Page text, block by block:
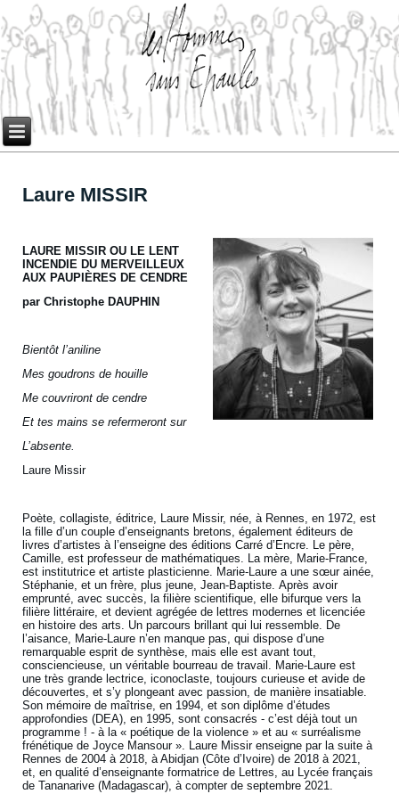
Laure MISSIR
LAURE MISSIR OU LE LENT
INCENDIE DU MERVEILLEUX
AUX PAUPIÈRES DE CENDRE
par Christophe DAUPHIN
Bientôt l’aniline
Mes goudrons de houille
Me couvriront de cendre
Et tes mains se refermeront sur
L’absente.
Laure Missir
Poète, collagiste, éditrice, Laure Missir, née, à Rennes, en 1972, est
la fille d’un couple d’enseignants bretons, également éditeurs de
livres d’artistes à l’enseigne des éditions Carré d’Encre. Le père,
Camille, est professeur de mathématiques. La mère, Marie-France,
est institutrice et artiste plasticienne. Marie-Laure a une sœur ainée,
Stéphanie, et un frère, plus jeune, Jean-Baptiste. Après avoir
emprunté, avec succès, la filière scientifique, elle bifurque vers la
filière littéraire, et devient agrégée de lettres modernes et licenciée
en histoire des arts. Un parcours brillant qui lui ressemble. De
l’aisance, Marie-Laure n’en manque pas, qui dispose d’une
remarquable esprit de synthèse, mais elle est avant tout,
consciencieuse, un véritable bourreau de travail. Marie-Laure est
une très grande lectrice, iconoclaste, toujours curieuse et avide de
découvertes, et s’y plongeant avec passion, de manière insatiable.
Son mémoire de maîtrise, en 1994, et son diplôme d’études
approfondies (DEA), en 1995, sont consacrés - c’est déjà tout un
programme ! - à la « poétique de la violence » et au « surréalisme
frénétique de Joyce Mansour ». Laure Missir enseigne par la suite à
Rennes de 2004 à 2018, à Abidjan (Côte d’Ivoire) de 2018 à 2021,
et, en qualité d’enseignante formatrice de Lettres, au Lycée français
de Tananarive (Madagascar), à compter de septembre 2021.